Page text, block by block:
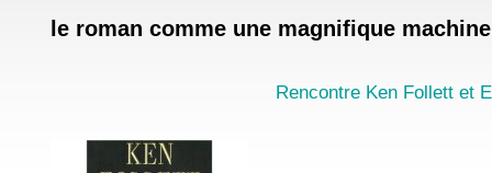
le roman comme une magnifique
Rencontre Ken Follett et